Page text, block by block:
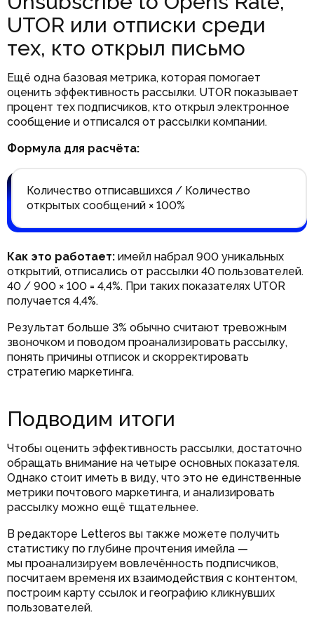
UTOR или отписки среди
тех, кто открыл письмо
Ещё одна базовая метрика, которая помогает
оценить эффективность рассылки. UTOR показывает
процент тех подписчиков, кто открыл электронное
сообщение и отписался от рассылки компании.
Формула для расчёта:
Количество отписавшихся / Количество
открытых сообщений × 100%
Как это работает: имейл набрал 900 уникальных
открытий, отписались от рассылки 40 пользователей.
40 / 900 × 100 = 4,4%. При таких показателях UTOR
получается 4,4%.
Результат больше 3% обычно считают тревожным
звоночком и поводом проанализировать рассылку,
понять причины отписок и скорректировать
стратегию маркетинга.
Подводим итоги
Чтобы оценить эффективность рассылки, достаточно
обращать внимание на четыре основных показателя.
Однако стоит иметь в виду, что это не единственные
метрики почтового маркетинга, и анализировать
рассылку можно ещё тщательнее.
В редакторе Letteros вы также можете получить
статистику по глубине прочтения имейла —
мы проанализируем вовлечённость подписчиков,
посчитаем временя их взаимодействия с контентом,
построим карту ссылок и географию кликнувших
пользователей.